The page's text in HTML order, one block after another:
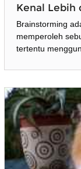
Kenal Lebih
Brainstorming
memperoleh
tertentu